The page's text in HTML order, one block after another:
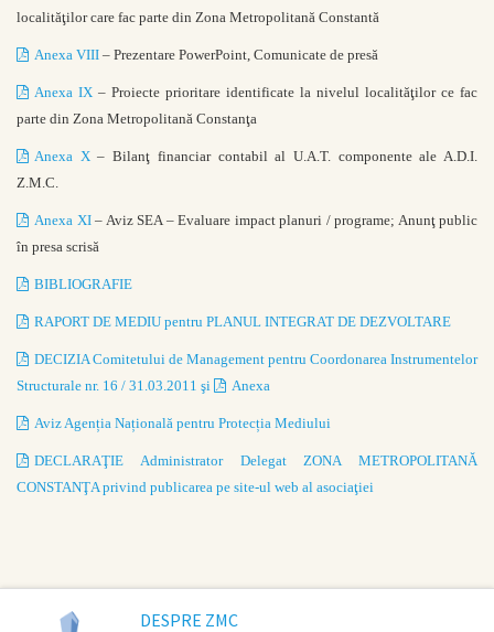
localităţilor care fac parte din Zona Metropolitană Constantă
Anexa VIII – Prezentare PowerPoint, Comunicate de presă
Anexa IX – Proiecte prioritare identificate la nivelul localităţilor ce fac
parte din Zona Metropolitană Constanţa
Anexa X– Bilanţ financiar contabil al U.A.T. componente ale A.D.I.
Z.M.C.
Anexa XI– Aviz SEA – Evaluare impact planuri / programe; Anunţ public
în presa scrisă
BIBLIOGRAFIE
RAPORT DE MEDIU pentru PLANUL INTEGRAT DE DEZVOLTARE
DECIZIA Comitetului de Management pentru Coordonarea Instrumentelor
Structurale nr. 16 / 31.03.2011 şi
Anexa
Aviz Agenția Națională pentru Protecția Mediului
DECLARAŢIE Administrator Delegat ZONA METROPOLITANĂ
CONSTANŢA privind publicarea pe site-ul web al asociaţiei
DESPRE ZMC